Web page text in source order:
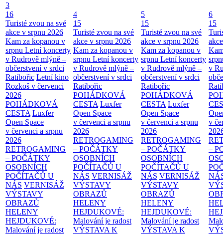
3
16
Turisté zvou na své
akce v srpnu 2026
Kam za kopanou v
srpnu Letní koncerty
v Rudrově mlýně –
občerstvení v srdci
Ratibořic Letní kino
Rozkoš v červenci
2026
POHÁDKOVÁ
CESTA Luxfer
Open Space
v červenci a srpnu
2026
RETROGAMING
– POČÁTKY
OSOBNÍCH
POČÍTAČŮ U
NÁS VERNISÁŽ
VÝSTAVY
OBRAZŮ
HELENY
HEJDUKOVÉ:
Malování je radost
4
15
Turisté zvou na své
akce v srpnu 2026
Kam za kopanou v
srpnu Letní koncerty
v Rudrově mlýně –
občerstvení v srdci
Ratibořic
POHÁDKOVÁ
CESTA Luxfer
Open Space
v červenci a srpnu
2026
RETROGAMING
– POČÁTKY
OSOBNÍCH
POČÍTAČŮ U
NÁS VERNISÁŽ
VÝSTAVY
OBRAZŮ
HELENY
HEJDUKOVÉ:
Malování je radost
VÝSTAVA K
5
15
Turisté zvou na své
akce v srpnu 2026
Kam za kopanou v
srpnu Letní koncerty
v Rudrově mlýně –
občerstvení v srdci
Ratibořic
POHÁDKOVÁ
CESTA Luxfer
Open Space
v červenci a srpnu
2026
RETROGAMING
– POČÁTKY
OSOBNÍCH
POČÍTAČŮ U
NÁS VERNISÁŽ
VÝSTAVY
OBRAZŮ
HELENY
HEJDUKOVÉ:
Malování je radost
VÝSTAVA K
6
15
v
v
–